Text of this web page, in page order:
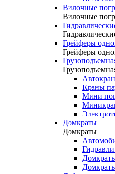
Вилочные
Вилочные
Грейферы
Грейферы
Краны
Мини
Домкраты
Домкраты